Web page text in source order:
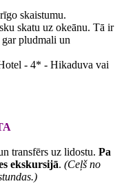
skaistumu.
skatu uz okeānu. Tā ir
gar pludmali un
- 4* - Hikaduva vai
transfērs uz lidostu. Pa
ekskursijā. (Ceļš no